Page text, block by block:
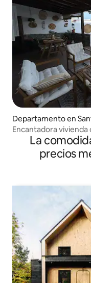
Departamento en
Encantadora vivienda
La
precios